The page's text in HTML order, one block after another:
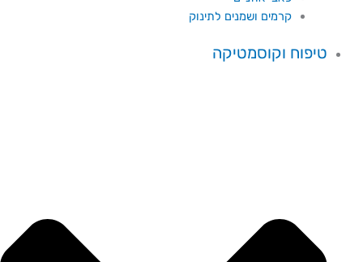
קרמים ושמנים לתינוק
טיפוח וקוסמטיקה